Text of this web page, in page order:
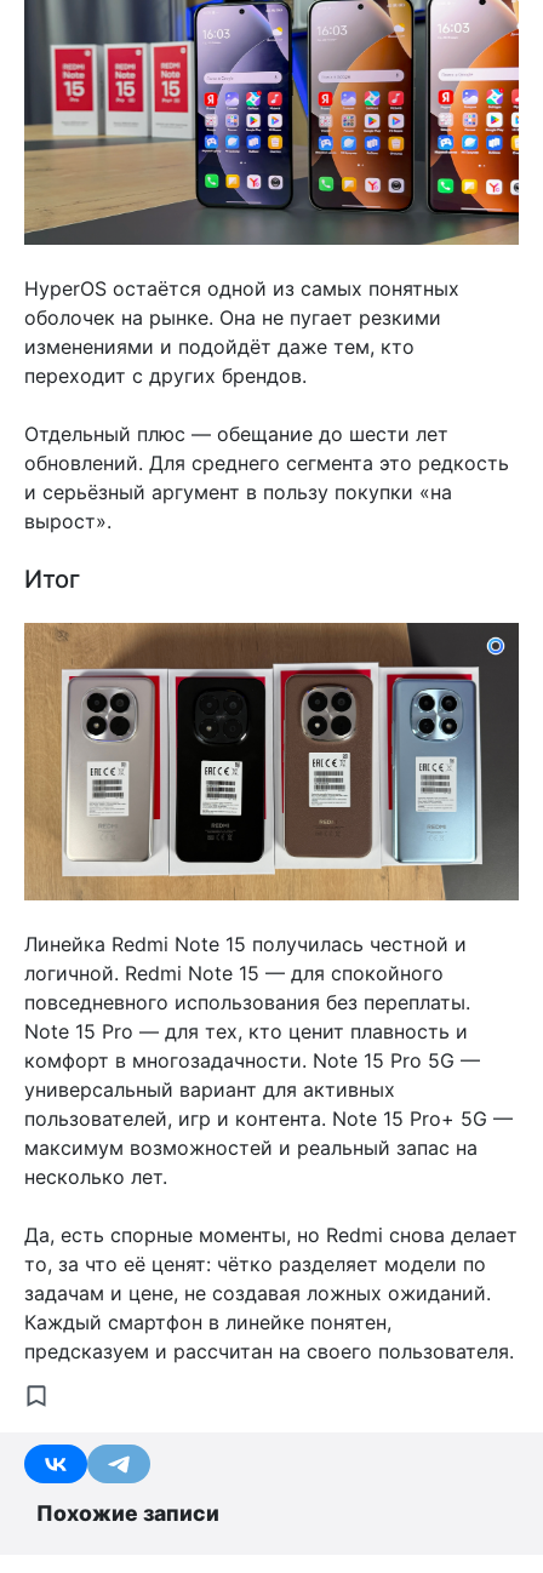
HyperOS остаётся одной из самых понятных
оболочек на рынке. Она не пугает резкими
изменениями и подойдёт даже тем, кто
переходит с других брендов.
Отдельный плюс — обещание до шести лет
обновлений. Для среднего сегмента это редкость
и серьёзный аргумент в пользу покупки «на
вырост».
Итог
Линейка Redmi Note 15 получилась честной и
логичной. Redmi Note 15 — для спокойного
повседневного использования без переплаты.
Note 15 Pro — для тех, кто ценит плавность и
комфорт в многозадачности. Note 15 Pro 5G —
универсальный вариант для активных
пользователей, игр и контента. Note 15 Pro+ 5G —
максимум возможностей и реальный запас на
несколько лет.
Да, есть спорные моменты, но Redmi снова делает
то, за что её ценят: чётко разделяет модели по
задачам и цене, не создавая ложных ожиданий.
Каждый смартфон в линейке понятен,
предсказуем и рассчитан на своего пользователя.
Похожие записи